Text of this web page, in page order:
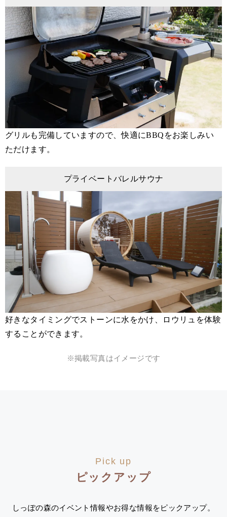
グリルも完備していますので、快適にBBQをお楽しみい
ただけます。
プライベートバレルサウナ
好きなタイミングでストーンに水をかけ、ロウリュを体験
することができます。
※掲載写真はイメージです
Pick up
ピックアップ
しっぽの森のイベント情報やお得な情報をピックアップ。